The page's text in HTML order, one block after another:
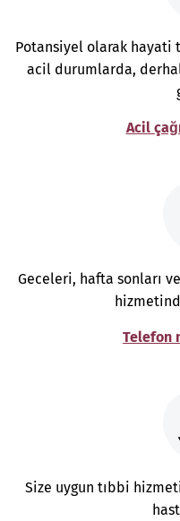
Potansiyel olarak
acil durumlarda,
Acil
Geceleri, hafta sonları
Telefon
Size uygun tıbbi